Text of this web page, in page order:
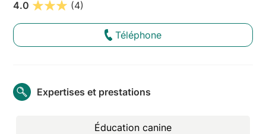
4.0 (4)
Téléphone
Expertises et prestations
Éducation canine